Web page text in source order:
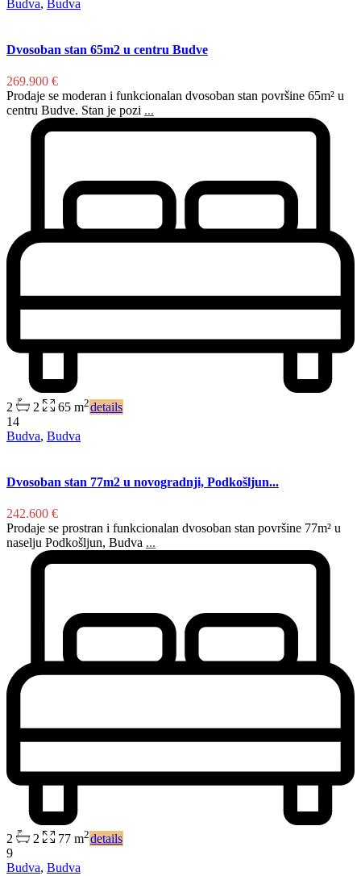
Budva, Budva
Dvosoban stan 65m2 u centru Budve
269.900 €
Prodaje se moderan i funkcionalan dvosoban stan površine 65m² u
centru Budve. Stan je pozi ...
2 2 65 m2details
14
Budva, Budva
Dvosoban stan 77m2 u novogradnji, Podkošljun...
242.600 €
Prodaje se prostran i funkcionalan dvosoban stan površine 77m² u
naselju Podkošljun, Budva ...
2 2 77 m2details
9
Budva, Budva